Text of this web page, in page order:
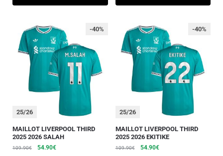
25/26
-40%
MAILLOT LIVERPOOL THIRD
2025 2026 SALAH
109.90€ 54.90€
25/26
-40%
MAILLOT LIVERPOOL THIRD
2025 2026 EKITIKE
109.90€ 54.90€